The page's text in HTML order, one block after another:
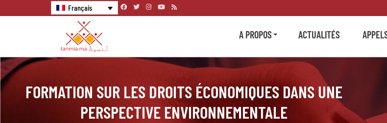
Français
A PROPOS ACTUALITÉS
FORMATION SUR LES DROITS ÉCONOMIQUES DANS UNE
PERSPECTIVE ENVIRONNEMENTALE